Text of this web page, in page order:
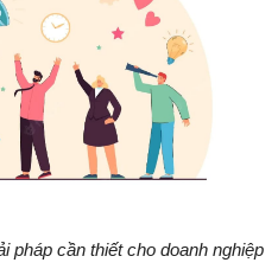
pháp cần thiết cho doanh nghiệp